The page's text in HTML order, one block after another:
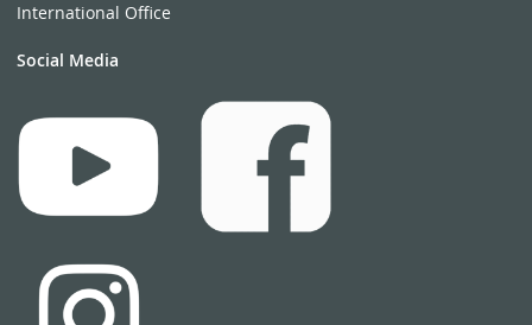
International Office
Social Media